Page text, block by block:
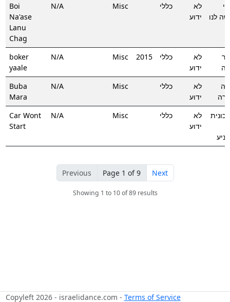
Boi
Na'ase
Lanu
Chag
N/A Misc כללי
לא
ידוע
לנו
boker
yaale
N/A Misc 2015 כללי
לא
ידוע
Buba
Mara
N/A Misc כללי
לא
ידוע
Car Wont
Start
N/A Misc כללי
לא
ידוע
Previous Page 1 of 9 Next
Showing 1 to 10 of 89 results
Copyleft 2026 - israelidance.com - Terms of Service